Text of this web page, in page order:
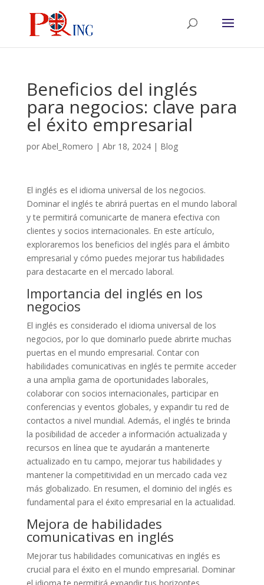
Beneficios del inglés
para negocios: clave para
el éxito empresarial
por Abel_Romero | Abr 18, 2024| Blog
El inglés es el idioma universal de los negocios.
Dominar el inglés te abrirá puertas en el mundo laboral
y te permitirá comunicarte de manera efectiva con
clientes y socios internacionales. En este artículo,
exploraremos los beneficios del inglés para el ámbito
empresarial y cómo puedes mejorar tus habilidades
para destacarte en el mercado laboral.
Importancia del inglés en los
negocios
El inglés es considerado el idioma universal de los
negocios, por lo que dominarlo puede abrirte muchas
puertas en el mundo empresarial. Contar con
habilidades comunicativas en inglés te permite acceder
a una amplia gama de oportunidades laborales,
colaborar con socios internacionales, participar en
conferencias y eventos globales, y expandir tu red de
contactos a nivel mundial. Además, el inglés te brinda
la posibilidad de acceder a información actualizada y
recursos en línea que te ayudarán a mantenerte
actualizado en tu campo, mejorar tus habilidades y
mantener la competitividad en un mercado cada vez
más globalizado. En resumen, el dominio del inglés es
fundamental para el éxito empresarial en la actualidad.
Mejora de habilidades
comunicativas en inglés
Mejorar tus habilidades comunicativas en inglés es
crucial para el éxito en el mundo empresarial. Dominar